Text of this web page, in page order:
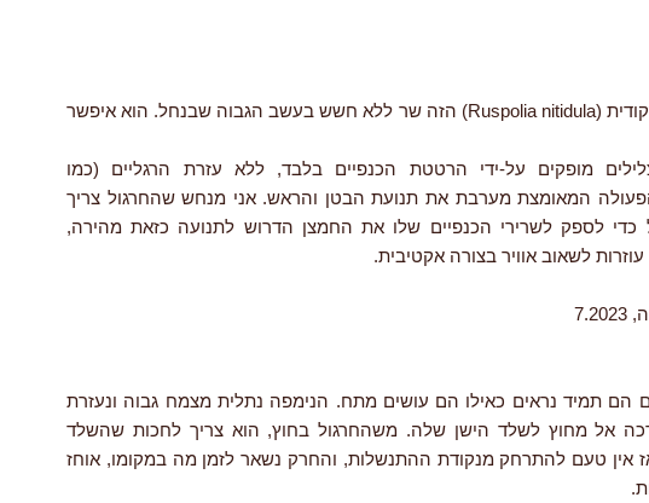
מצאתי את זכר הקודקודית (Ruspolia nitidula) הזה שר ללא חשש בעשב הגבוה שבנחל. הוא איפשר
מופקים על-ידי הרטטת הכנפיים בלבד, ללא עזרת הרגליים (כמו
המאומצת מערבת את תנועת הבטן והראש. אני מנחש שהחרגול צריך
כדי לספק לשרירי הכנפיים שלו את החמצן הדרוש לתנועה כזאת מהירה,
לשאוב אוויר בצורה אקטיבית.
הם תמיד נראים כאילו הם עושים מתח. הנימפה נתלית מצמח גבוה ונעזרת
אל מחוץ לשלד הישן שלה. משהחרגול בחוץ, הוא צריך לחכות שהשלד
אין טעם להתרחק מנקודת ההתנשלות, והחרק נשאר לזמן מה במקומו, אוחז